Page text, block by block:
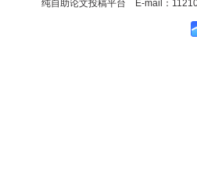
纯自助论文投稿平台 E-mail：